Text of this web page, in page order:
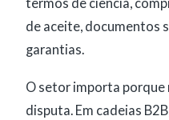
de aceite, documentos
garantias.
O setor importa porque
disputa. Em cadeias